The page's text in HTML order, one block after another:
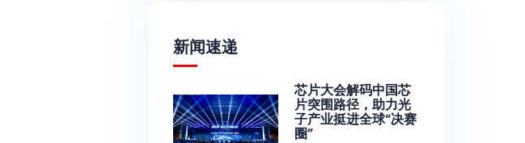
新闻速递
芯片大会解码中国芯
片突围路径，助力光
子产业挺进全球“决赛
圈”